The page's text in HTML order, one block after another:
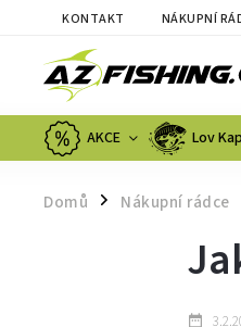
KONTAKT NÁKUPNÍ
AKCE Lov
Domů / Nákupní rádce